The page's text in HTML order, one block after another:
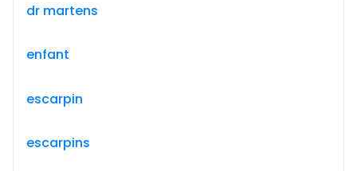
dr martens
enfant
escarpin
escarpins